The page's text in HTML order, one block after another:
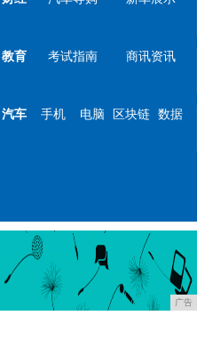
教育 考试指南 商讯资讯
汽车 手机 电脑 区块链 数据
广告